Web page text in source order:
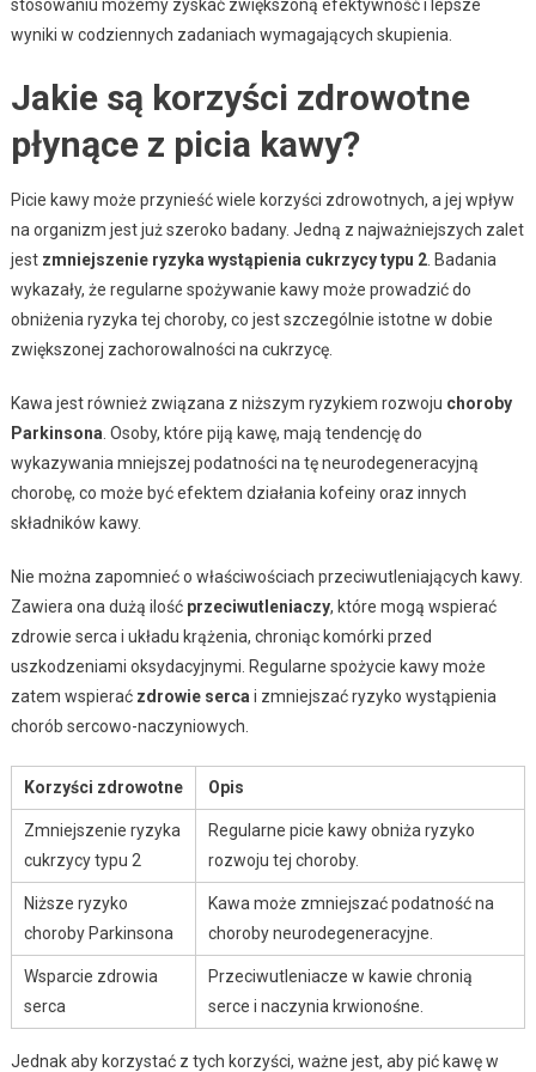
stosowaniu możemy zyskać zwiększoną efektywność i lepsze
wyniki w codziennych zadaniach wymagających skupienia.
Jakie są korzyści zdrowotne
płynące z picia kawy?
Picie kawy może przynieść wiele korzyści zdrowotnych, a jej wpływ
na organizm jest już szeroko badany. Jedną z najważniejszych zalet
jest zmniejszenie ryzyka wystąpienia cukrzycy typu 2. Badania
wykazały, że regularne spożywanie kawy może prowadzić do
obniżenia ryzyka tej choroby, co jest szczególnie istotne w dobie
zwiększonej zachorowalności na cukrzycę.
Kawa jest również związana z niższym ryzykiem rozwoju choroby
Parkinsona . Osoby, które piją kawę, mają tendencję do
wykazywania mniejszej podatności na tę neurodegeneracyjną
chorobę, co może być efektem działania kofeiny oraz innych
składników kawy.
Nie można zapomnieć o właściwościach przeciwutleniających kawy.
Zawiera ona dużą ilość przeciwutleniaczy, które mogą wspierać
zdrowie serca i układu krążenia, chroniąc komórki przed
uszkodzeniami oksydacyjnymi. Regularne spożycie kawy może
zatem wspierać zdrowie serca i zmniejszać ryzyko wystąpienia
chorób sercowo-naczyniowych.
Korzyści zdrowotne Opis
Zmniejszenie ryzyka
cukrzycy typu 2
Regularne picie kawy obniża ryzyko
rozwoju tej choroby.
Niższe ryzyko
choroby Parkinsona
Kawa może zmniejszać podatność na
choroby neurodegeneracyjne.
Wsparcie zdrowia
serca
Przeciwutleniacze w kawie chronią
serce i naczynia krwionośne.
Jednak aby korzystać z tych korzyści, ważne jest, aby pić kawę w